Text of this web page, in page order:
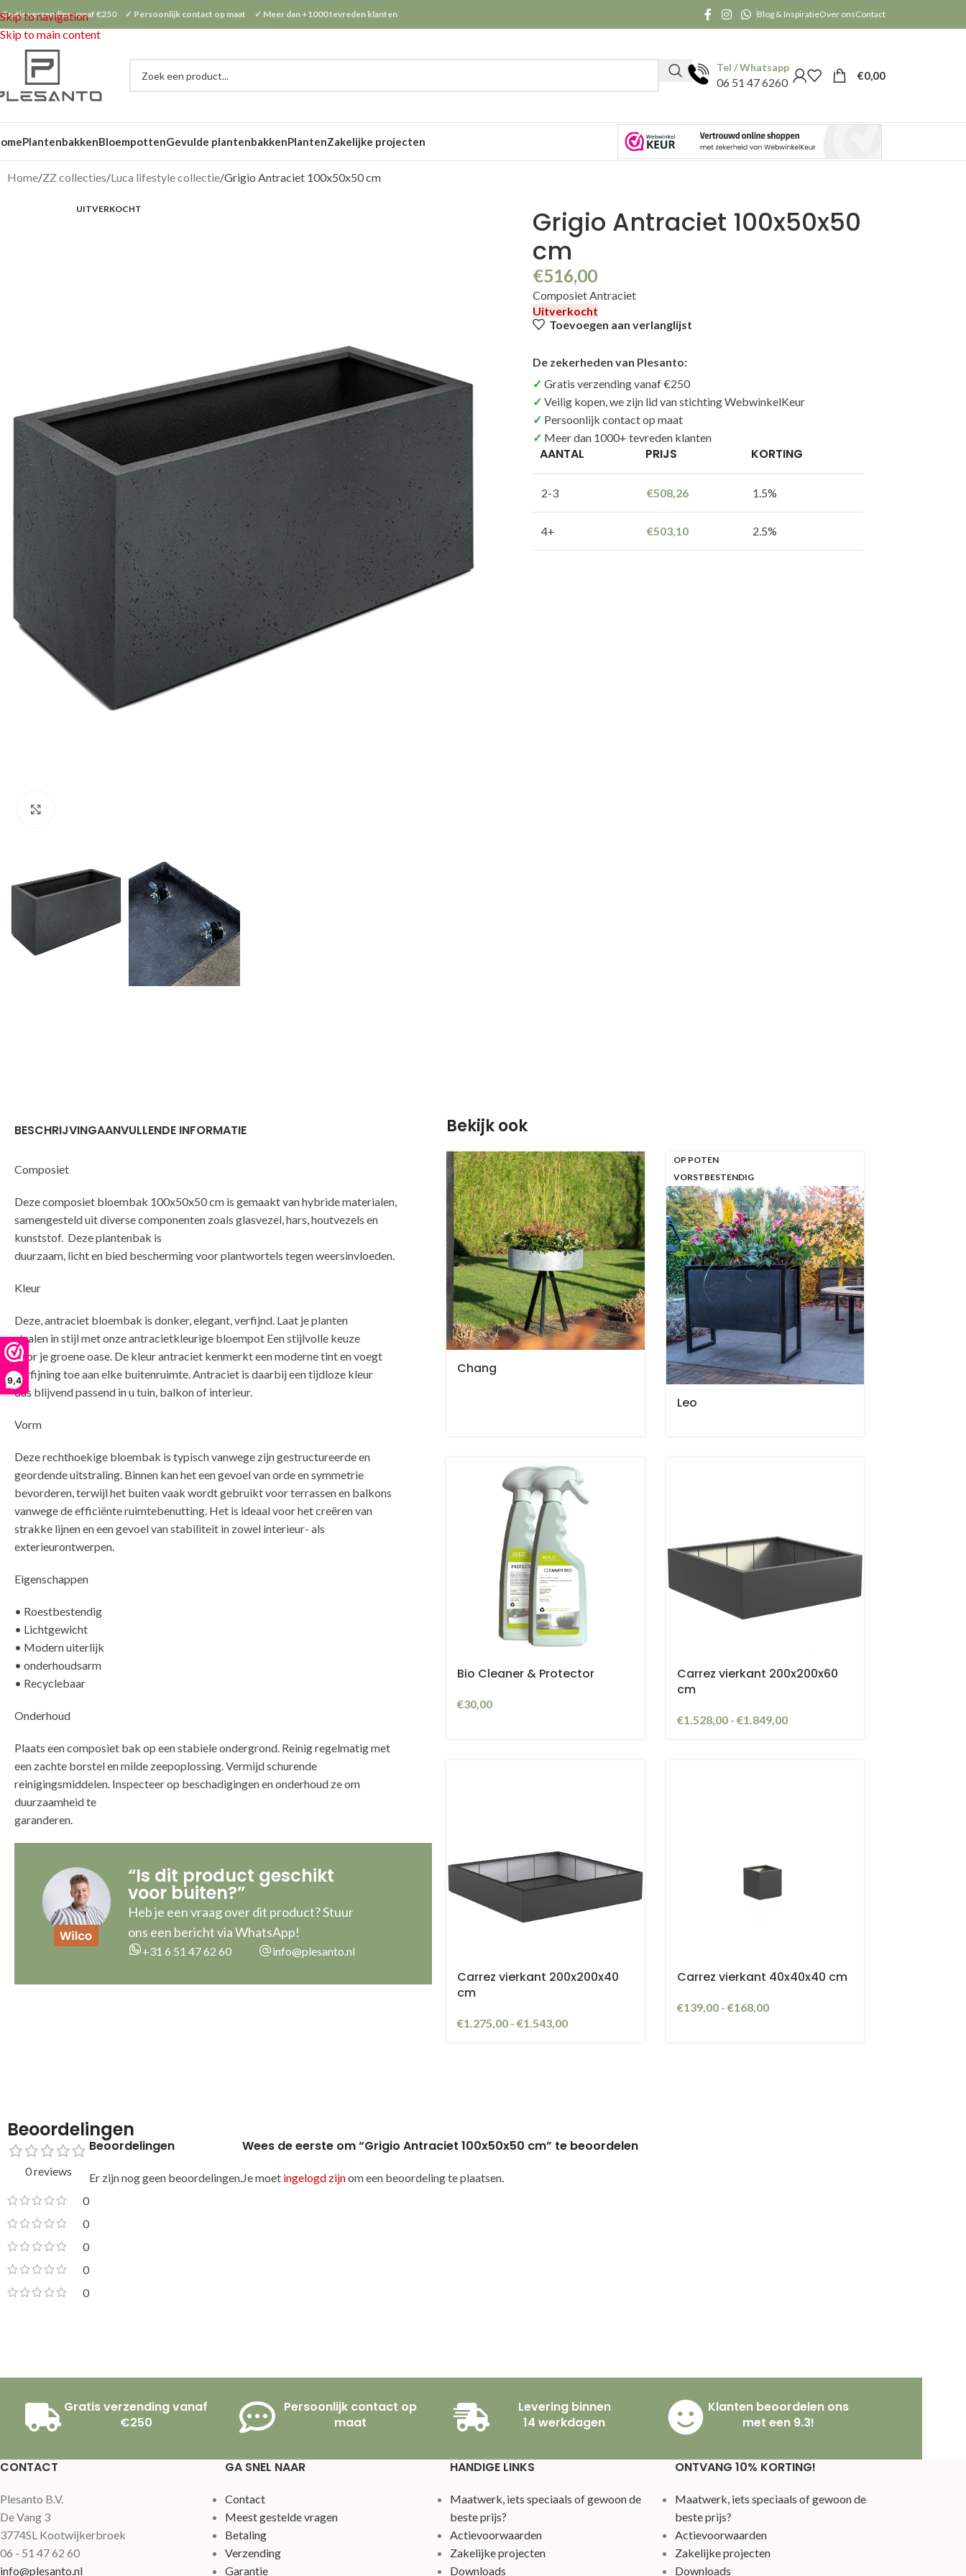
9,4
Skip to navigation
Skip to main content
verzending vanaf €250 ✓ Persoonlijk contact op maat ✓ Meer dan +1000 tevreden klanten Blog & InspiratieOver onsContact
Tel / Whatsapp
06 51 47 6260
€0,00
PlantenbakkenBloempottenGevulde plantenbakkenPlantenZakelijke projecten
Home ZZ collecties Luca lifestyle collectie Grigio Antraciet 100x50x50 cm
UITVERKOCHT
Grigio Antraciet 100x50x50
cm
€516,00
Composiet Antraciet
Uitverkocht
Toevoegen aan verlanglijst
De zekerheden van Plesanto:
Gratis verzending vanaf €250
Veilig kopen, we zijn lid van stichting WebwinkelKeur
Persoonlijk contact op maat
Meer dan 1000+ tevreden klanten
AANTAL PRIJS KORTING
2-3 €508,26 1.5%
4+ €503,10 2.5%
BESCHRIJVINGAANVULLENDE INFORMATIE
Composiet
Deze composiet bloembak 100x50x50 cm is gemaakt van hybride materialen,
samengesteld uit diverse componenten zoals glasvezel, hars, houtvezels en
kunststof. Deze plantenbak is
duurzaam, licht en bied bescherming voor plantwortels tegen weersinvloeden.
Kleur
Deze, antraciet bloembak is donker, elegant, verfijnd. Laat je planten
stralen in stijl met onze antracietkleurige bloempot Een stijlvolle keuze
voor je groene oase. De kleur antraciet kenmerkt een moderne tint en voegt
verfijning toe aan elke buitenruimte. Antraciet is daarbij een tijdloze kleur
dus blijvend passend in u tuin, balkon of interieur.
Vorm
Deze rechthoekige bloembak is typisch vanwege zijn gestructureerde en
geordende uitstraling. Binnen kan het een gevoel van orde en symmetrie
bevorderen, terwijl het buiten vaak wordt gebruikt voor terrassen en balkons
vanwege de efficiënte ruimtebenutting. Het is ideaal voor het creëren van
strakke lijnen en een gevoel van stabiliteit in zowel interieur- als
Eigenschappen
• Roestbestendig
• Lichtgewicht
• Modern uiterlijk
• onderhoudsarm
• Recyclebaar
Onderhoud
Plaats een composiet bak op een stabiele ondergrond. Reinig regelmatig met
een zachte borstel en milde zeepoplossing. Vermijd schurende
reinigingsmiddelen. Inspecteer op beschadigingen en onderhoud ze om
duurzaamheid te
“Is dit product geschikt
voor buiten?”
Heb je een vraag over dit product? Stuur
ons een bericht via WhatsApp!
+31 6 51 47 62 60 info@plesanto.nl
Bekijk ook
Chang
OP POTEN
VORSTBESTENDIG
Leo
Bio Cleaner & Protector
€30,00
Carrez vierkant 200x200x60
cm
€1.528,00 - €1.849,00
Carrez vierkant 200x200x40
cm
€1.275,00 - €1.543,00
Carrez vierkant 40x40x40 cm
€139,00 - €168,00
Beoordelingen
0 reviews
0
0
0
0
0
Beoordelingen
Er zijn nog geen beoordelingen.
Wees de eerste om “Grigio Antraciet 100x50x50 cm” te beoordelen
Je moet ingelogd zijnom een beoordeling te plaatsen.
Gratis verzending vanaf
€250
Persoonlijk contact op
maat
Levering binnen
14 werkdagen
Klanten beoordelen ons
met een 9.3!
CONTACT
Plesanto B.V.
De Vang 3
3774SL Kootwijkerbroek
06 - 51 47 62 60
info@plesanto.nl
GA SNEL NAAR
Contact
Meest gestelde vragen
Betaling
Verzending
Garantie
HANDIGE LINKS
Maatwerk, iets speciaals of gewoon de
beste prijs?
Actievoorwaarden
Zakelijke projecten
Downloads
ONTVANG 10% KORTING!
Maatwerk, iets speciaals of gewoon de
beste prijs?
Actievoorwaarden
Zakelijke projecten
Downloads